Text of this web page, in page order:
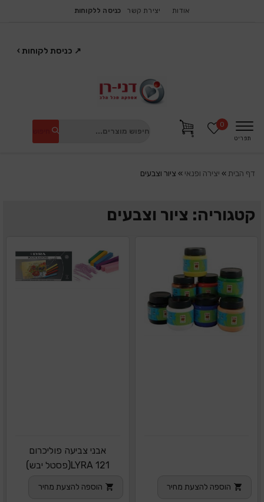
אודות יצירת קשר כניסה ללקוחות
↗ כניסת לקוחות ›
תפריט
0
דף הבית» יצירה ופנאי » ציור וצבעים
קטגוריה: ציור וצבעים
הוספה להצעת מחיר
אבני צביעה פוליכרום
121 LYRA(פסטל יבש)
הוספה להצעת מחיר